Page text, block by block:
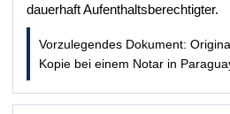
dauerhaft Aufenthaltsberechtigter.
Vorzulegendes Dokument:
Kopie bei einem Notar in